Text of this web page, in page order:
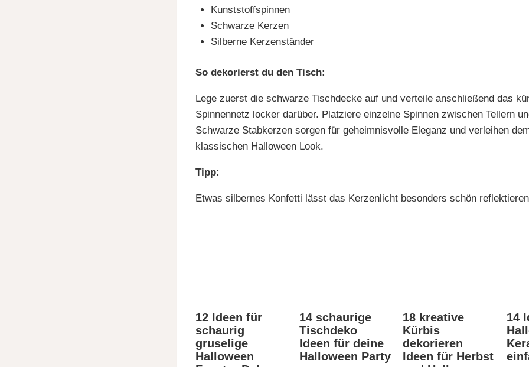
Kunststoffspinnen
Schwarze Kerzen
Silberne Kerzenständer
So dekorierst du den Tisch:
Lege zuerst die schwarze Tischdecke auf und verteile anschließend das
Spinnennetz locker darüber. Platziere einzelne Spinnen zwischen Tellern
Schwarze Stabkerzen sorgen für geheimnisvolle Eleganz und verleihen
klassischen Halloween Look.
Tipp:
Etwas silbernes Konfetti lässt das Kerzenlicht besonders schön
12 Ideen für
schaurig
gruselige
Halloween
14 schaurige
Tischdeko
Ideen für deine
Halloween Party
18 kreative
Kürbis
dekorieren
Ideen für Herbst
14